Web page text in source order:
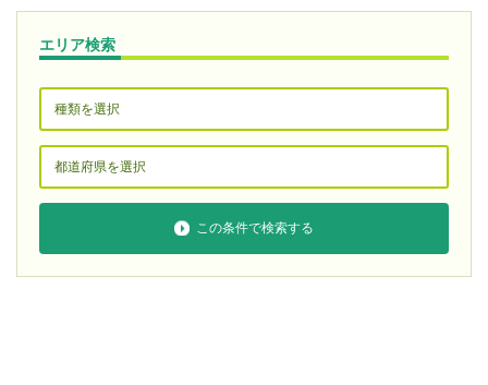
エリア検索
この条件で検索する